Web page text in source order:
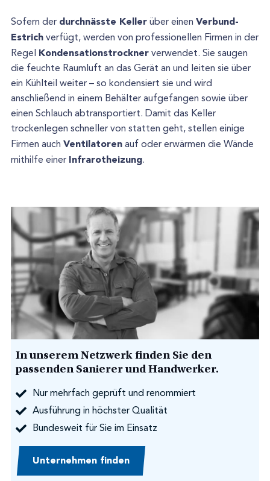
Sofern der durchnässte Keller über einen Verbund-
Estrich verfügt, werden von professionellen Firmen in der
Regel Kondensationstrockner verwendet. Sie saugen
die feuchte Raumluft an das Gerät an und leiten sie über
ein Kühlteil weiter – so kondensiert sie und wird
anschließend in einem Behälter aufgefangen sowie über
einen Schlauch abtransportiert. Damit das Keller
trockenlegen schneller von statten geht, stellen einige
Firmen auch Ventilatoren auf oder erwärmen die Wände
mithilfe einer Infrarotheizung.
In unserem Netzwerk finden Sie den
passenden Sanierer und Handwerker.
Nur mehrfach geprüft und renommiert
Ausführung in höchster Qualität
Bundesweit für Sie im Einsatz
Unternehmen finden